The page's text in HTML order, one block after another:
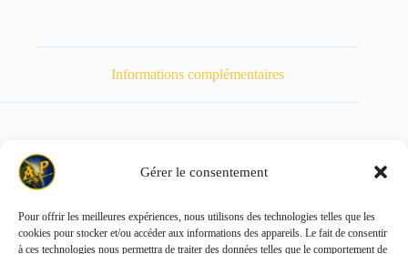
Gérer le consentement
Pour offrir les meilleures expériences, nous utilisons des technologies telles que les
cookies pour stocker et/ou accéder aux informations des appareils. Le fait de consentir
à ces technologies nous permettra de traiter des données telles que le comportement de
Informations complémentaires
Poids 27 kg
Copyright © 2026 - ALL PARTS FRANCE SAS